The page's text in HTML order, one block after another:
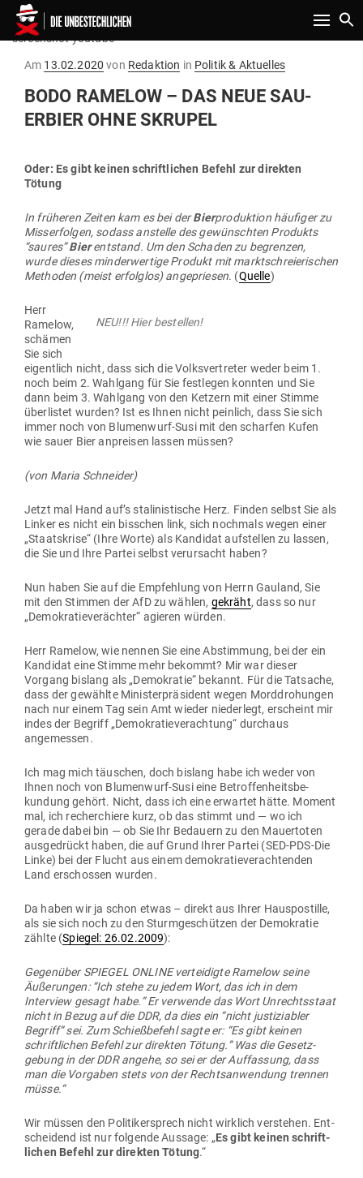
Toggle
screenshot youtube
Am Gepostet
13.02.2020 von Redaktion in Politik & Aktuelles
BODO RAMELOW – DAS NEUE SAU­
ERBIER OHNE SKRUPEL
Oder: Es gibt keinen schrift­lichen Befehl zur direkten
Tötung
In frü­heren Zeiten kam es bei derBierpro­duktion häu­figer zu
Miss­erfolgen, sodass anstelle des gewünschten Pro­dukts
“saures”Bierent­stand. Um den Schaden zu begrenzen,
wurde dieses min­der­wertige Produkt mit markt­schreie­ri­schen
Methoden (meist erfolglos) ange­priesen. (Quelle)
NEU!!! Hier bestellen!
Herr
Ramelow,
schämen
Sie sich
eigentlich nicht, dass sich die Volks­ver­treter weder beim 1.
noch beim 2. Wahlgang für Sie fest­legen konnten und Sie
dann beim 3. Wahlgang von den Ketzern mit einer Stimme
über­listet wurden? Ist es Ihnen nicht peinlich, dass Sie sich
immer noch von Blu­menwurf-Susi mit den scharfen Kufen
wie sauer Bier anpreisen lassen müssen?
(von Maria Schneider)
Jetzt mal Hand auf’s sta­li­nis­tische Herz. Finden selbst Sie als
Linker es nicht ein bisschen link, sich nochmals wegen einer
„Staats­krise“ (Ihre Worte) als Kan­didat auf­stellen zu lassen,
die Sie und Ihre Partei selbst ver­ur­sacht haben?
Nun haben Sie auf die Emp­fehlung von Herrn Gauland, Sie
mit den Stimmen der AfD zu wählen, gekräht, dass so nur
„Demo­kra­tie­ver­ächter“ agieren würden.
Herr Ramelow, wie nennen Sie eine Abstimmung, bei der ein
Kan­didat eine Stimme mehr bekommt? Mir war dieser
Vorgang bislang als „Demo­kratie“ bekannt. Für die Tat­sache,
dass der gewählte Minis­ter­prä­sident wegen Mord­dro­hungen
nach nur einem Tag sein Amt wieder nie­derlegt, erscheint mir
indes der Begriff „Demo­kra­tie­ver­achtung“ durchaus
angemessen.
Ich mag mich täu­schen, doch bislang habe ich weder von
Ihnen noch von Blu­menwurf-Susi eine Betrof­fen­heits­be­
kundung gehört. Nicht, dass ich eine erwartet hätte. Moment
mal, ich recher­chiere kurz, ob das stimmt und — wo ich
gerade dabei bin — ob Sie Ihr Bedauern zu den Mau­er­toten
aus­ge­drückt haben, die auf Grund Ihrer Partei (SED-PDS-Die
Linke) bei der Flucht aus einem demo­kra­tie­ver­ach­tenden
Land erschossen wurden.
Da haben wir ja schon etwas – direkt aus Ihrer Haus­pos­tille,
als sie sich noch zu den Sturm­ge­schützen der Demo­kratie
zählte (Spiegel: 26.02.2009):
Gegenüber SPIEGEL ONLINE ver­tei­digte Ramelow seine
Äuße­rungen: “Ich stehe zu jedem Wort, das ich in dem
Interview gesagt habe.” Er ver­wende das Wort Unrechts­staat
nicht in Bezug auf die DDR, da dies ein “nicht jus­ti­ziabler
Begriff” sei. Zum Schieß­befehl sagte er: “Es gibt keinen
schrift­lichen Befehl zur direkten Tötung.” Was die Gesetz­
gebung in der DDR angehe, so sei er der Auf­fassung, dass
man die Vor­gaben stets von der Rechts­an­wendung trennen
müsse.“
Wir müssen den Poli­ti­ker­sprech nicht wirklich ver­stehen. Ent­
scheidend ist nur fol­gende Aussage: „Es gibt keinen schrift­
lichen Befehl zur direkten Tötung.“